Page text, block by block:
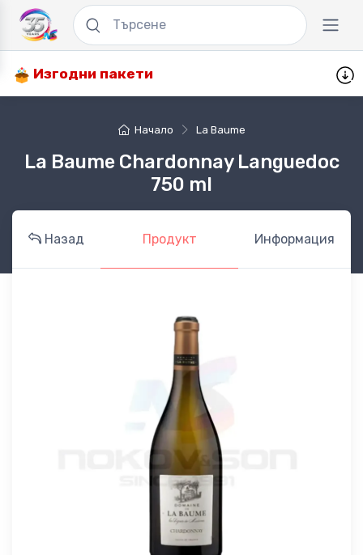
Изгодни пакети
Начало La Baume
La Baume Chardonnay Languedoc
750 ml
Назад Продукт Информация